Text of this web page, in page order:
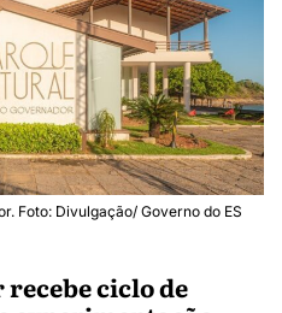
Foto: Divulgação/ Governo do ES
recebe ciclo de